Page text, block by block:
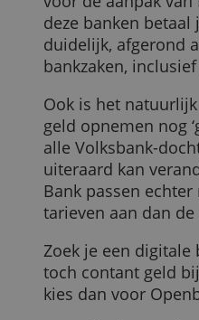
bank vijf keer
opnemen, dan is
extra kosten. Dit
ook gratis is.
Welke
De redactie van
dat je als klant
bij duidelijkheid.
consumenten
onverwachte
simpelweg niet